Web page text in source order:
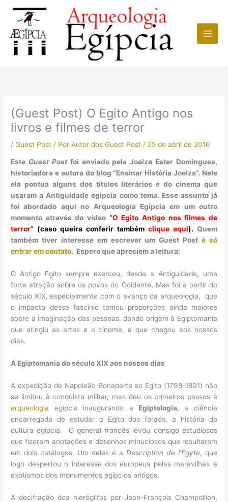
conteúdo
(Guest Post) O Egito Antigo nos
livros e filmes de terror
/Guest Post / PorAutor dos Guest Post / 25 de abril de 2016
Este Guest Postfoi enviado pela Joelza Ester Domingues,
historiadora e autora do blog “Ensinar História Joelza”. Nele
ela pontua alguns dos títulos literários e do cinema que
usaram a Antiguidade egípcia como tema. Esse assunto já
foi abordado aqui no Arqueologia Egípcia em um outro
momento através do vídeo “O Egito Antigo nos filmes de
terror” (caso queira conferir também clique aqui). Quem
também tiver interesse em escrever um Guest Posté só
entrar em contato. Espero que apreciem a leitura:
O Antigo Egito sempre exerceu, desde a Antiguidade, uma
forte atração sobre os povos do Ocidente. Mas foi a partir do
século XIX, especialmente com o avanço da arqueologia, que
o impacto desse fascínio tomou proporções ainda maiores
sobre a imaginação das pessoas, dando origem à Egiptomania
que atingiu as artes e o cinema, e que chegou aos nossos
dias.
A Egiptomania do século XIX aos nossos dias
A expedição de Napoleão Bonaparte ao Egito (1798-1801) não
se limitou à conquista militar, mas deu os primeiros passos à
arqueologia egípcia inaugurando a Egiptologia, a ciência
encarregada de estudar o Egito dos faraós, a história da
cultura egípcia. O general francês levou consigo estudiosos
que fizeram anotações e desenhos minuciosos que resultaram
em dois catálogos. Um deles é a Description de l’Egyte, que
logo despertou o interesse dos europeus pelas maravilhas e
exotismos dos monumentos egípcios antigos.
A decifração dos hieróglifos por Jean-François Champollion,